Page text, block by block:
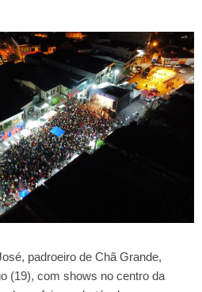
padroeiro de Chã Grande,
(19), com shows no centro da